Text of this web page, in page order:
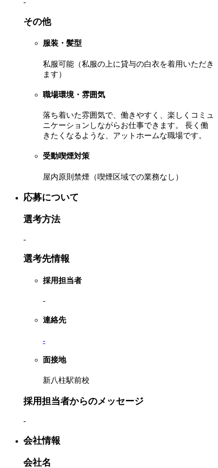
-
その他
服装・髪型
私服可能（私服の上に貸与の白衣を着用いただき
ます）
職場環境・雰囲気
落ち着いた雰囲気で、働きやすく、楽しくコミュ
ニケーションしながらお仕事できます。 長く働
きたくなるような、アットホームな職場です。
受動喫煙対策
屋内原則禁煙（喫煙区域での業務なし）
応募について
選考方法
-
選考先情報
採用担当者
-
連絡先
-
面接地
新八柱駅前校
採用担当者からのメッセージ
-
会社情報
会社名